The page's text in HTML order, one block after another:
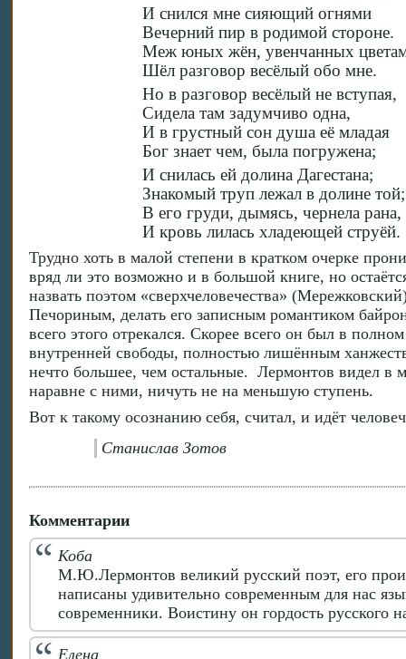
И снился мне сияющий огнями
Вечерний пир в родимой стороне.
Меж юных жён, увенчанных
Шёл разговор весёлый обо мне.
Но в разговор весёлый не вступая,
Сидела там задумчиво одна,
И в грустный сон душа её младая
Бог знает чем, была погружена;
И снилась ей долина Дагестана;
Знакомый труп лежал в долине той;
В его груди, дымясь, чернела рана,
И кровь лилась хладеющей струёй.
Трудно хоть в малой степени в кратком очерке
вряд ли это возможно и в большой книге, но
назвать поэтом «сверхчеловечества»
Печориным, делать его записным романтиком
всего этого отрекался. Скорее всего он был в
внутренней свободы, полностью лишённым
нечто большее, чем остальные. Лермонтов видел в
наравне с ними, ничуть не на меньшую ступень.
Вот к такому осознанию себя, считал, и идёт
Станислав Зотов
Комментарии
Коба
М.Ю.Лермонтов великий русский поэт, его
написаны удивительно современным для нас
современники. Воистину он гордость русского
Елена